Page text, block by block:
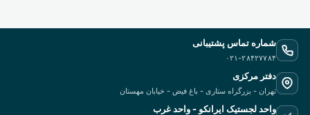
شماره تماس پشتیبانی
۰۲۱-۲۸۴۲۷۷۸۴
دفتر مرکزی
تهران - بزرگراه ستاری - باغ فیض - خیابان مهستان
واحد لجستیک ایرانکو - واحد غرب